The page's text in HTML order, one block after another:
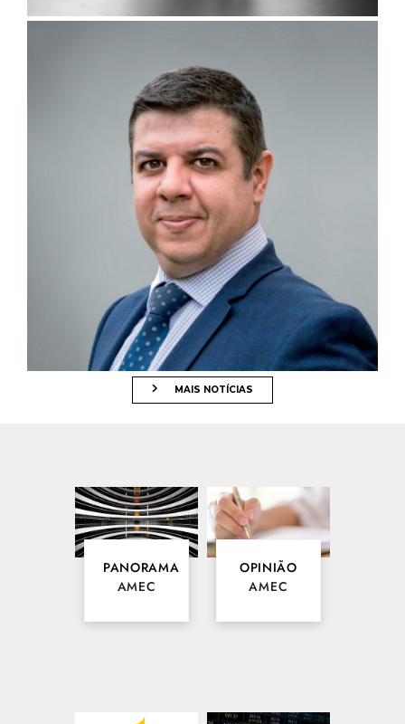
CASO DE RECUPERAÇÃO DO GRUPO RAÍZEN É
ANALISADO PELA COMISSÃO DE CRÉDITO PRIVADO DA
MAIS NOTÍCIAS
PANORAMA
AMEC
OPINIÃO
AMEC